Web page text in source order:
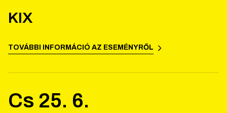
KIX
TOVÁBBI INFORMÁCIÓ AZ ESEMÉNYRŐL
Cs 25. 6.